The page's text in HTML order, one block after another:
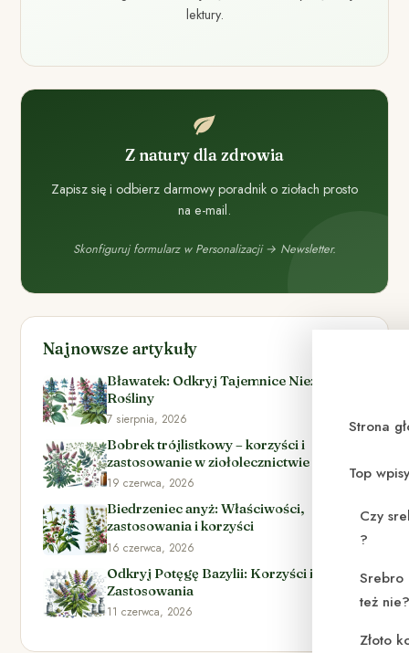
Strona
Top
Czy
?
też
Złoto
lektury.
Z natury dla zdrowia
Zapisz się i odbierz darmowy poradnik o ziołach prosto
na e-mail.
Skonfiguruj formularz w Personalizacji → Newsletter.
Najnowsze artykuły
Bławatek: Odkryj Tajemnice Niezwykłej
Rośliny
7 sierpnia, 2026
Bobrek trójlistkowy – korzyści i
zastosowanie w ziołolecznictwie
19 czerwca, 2026
Biedrzeniec anyż: Właściwości,
zastosowania i korzyści
16 czerwca, 2026
Odkryj Potęgę Bazylii: Korzyści i
Zastosowania
11 czerwca, 2026